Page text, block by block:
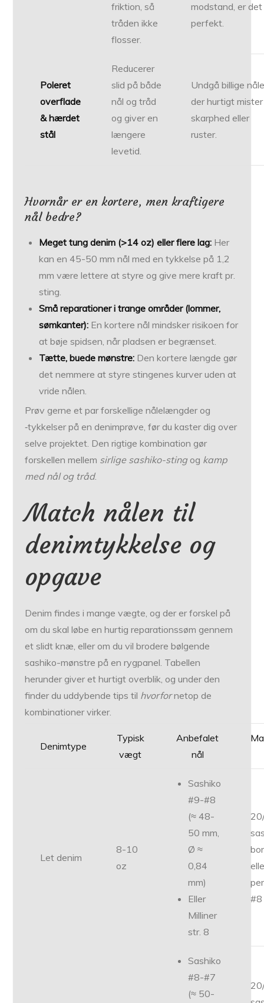
friktion, så
tråden ikke
flosser.
modstand, er det
perfekt.
Poleret
overflade
& hærdet
stål
Reducerer
slid på både
nål og tråd
og giver en
længere
levetid.
Undgå billige
der hurtigt mister
skarphed eller
ruster.
Hvornår er en kortere, men kraftigere
nål bedre?
Meget tung denim (>14 oz) eller flere lag: Her
kan en 45-50 mm nål med en tykkelse på 1,2
mm være lettere at styre og give mere kraft pr.
sting.
Små reparationer i trange områder (lommer,
sømkanter): En kortere nål mindsker risikoen for
at bøje spidsen, når pladsen er begrænset.
Tætte, buede mønstre: Den kortere længde gør
det nemmere at styre stingenes kurver uden at
vride nålen.
Prøv gerne et par forskellige nålelængder og
‑tykkelser på en denimprøve, før du kaster dig over
selve projektet. Den rigtige kombination gør
forskellen mellem sirlige sashiko-stingog kamp
med nål og tråd.
Match nålen til
denimtykkelse og
opgave
Denim findes i mange vægte, og der er forskel på
om du skal løbe en hurtig reparationssøm gennem
et slidt knæ, eller om du vil brodere bølgende
sashiko-mønstre på en rygpanel. Tabellen
herunder giver et hurtigt overblik, og under den
finder du uddybende tips til hvorfornetop de
kombinationer virker.
Denimtype
Typisk
vægt
Anbefalet
nål
Let denim
8-10
oz
Sashiko
#9-#8
(≈ 48-
50 mm,
Ø ≈
0,84
mm)
Eller
Milliner
str. 8
#8
Sashiko
#8-#7
(≈ 50-